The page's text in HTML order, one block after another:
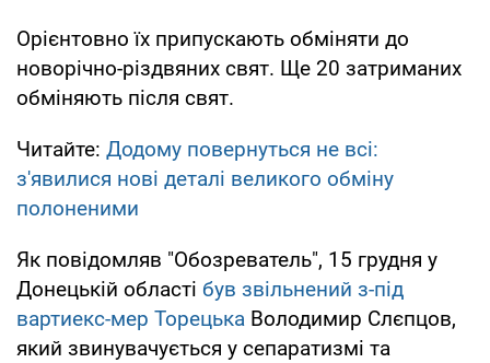
Орієнтовно їх припускають обміняти до
новорічно-різдвяних свят. Ще 20 затриманих
обміняють після свят.
Читайте: Додому повернуться не всі:
з'явилися нові деталі великого обміну
полоненими
Як повідомляв "Обозреватель", 15 грудня у
Донецькій області був звільнений з-під
вартиекс-мер Торецька Володимир Слєпцов,
який звинувачується у сепаратизмі та